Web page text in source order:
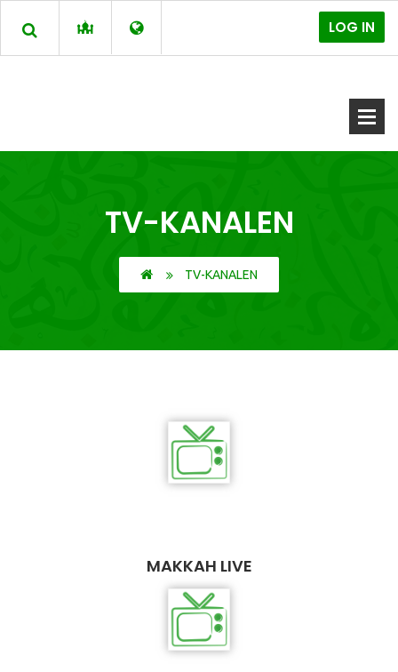
LOG IN
TV-KANALEN
TV-KANALEN
MAKKAH LIVE